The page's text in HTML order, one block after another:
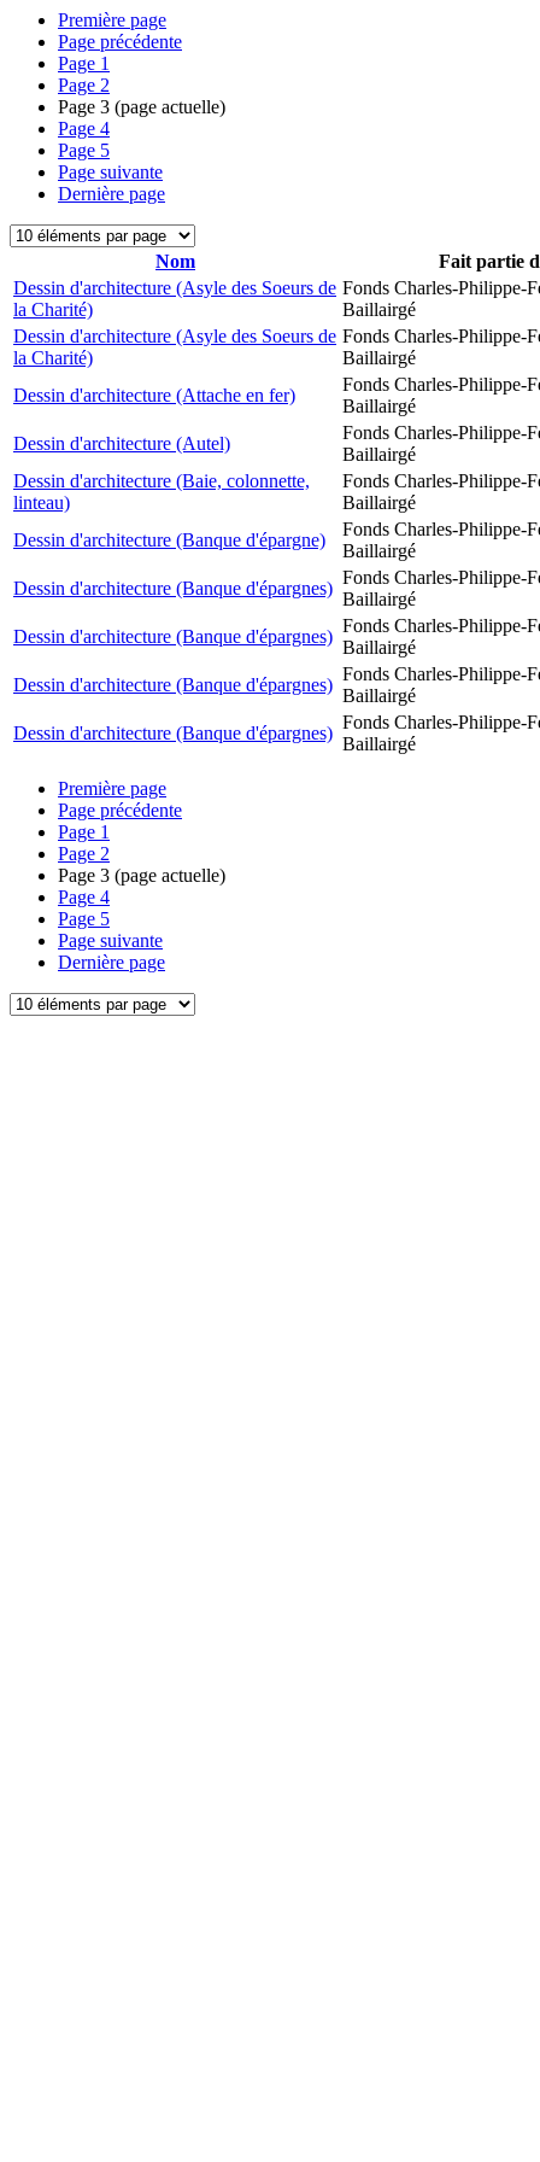
Première page
Page précédente
Page 1
Page 2
Page 3 (page actuelle)
Page 4
Page 5
Page suivante
Dernière page
Nom
Fait partie
Dessin d'architecture (Asyle des Soeurs de
la Charité)
Fonds Charles-Philippe-
Baillairgé
Dessin d'architecture (Asyle des Soeurs de
la Charité)
Fonds Charles-Philippe-
Baillairgé
Dessin d'architecture (Attache en fer)
Fonds Charles-Philippe-
Baillairgé
Dessin d'architecture (Autel)
Fonds Charles-Philippe-
Baillairgé
Dessin d'architecture (Baie, colonnette,
linteau)
Fonds Charles-Philippe-
Baillairgé
Dessin d'architecture (Banque d'épargne)
Fonds Charles-Philippe-
Baillairgé
Dessin d'architecture (Banque d'épargnes)
Fonds Charles-Philippe-
Baillairgé
Dessin d'architecture (Banque d'épargnes)
Fonds Charles-Philippe-
Baillairgé
Dessin d'architecture (Banque d'épargnes)
Fonds Charles-Philippe-
Baillairgé
Dessin d'architecture (Banque d'épargnes)
Fonds Charles-Philippe-
Baillairgé
Première page
Page précédente
Page 1
Page 2
Page 3 (page actuelle)
Page 4
Page 5
Page suivante
Dernière page